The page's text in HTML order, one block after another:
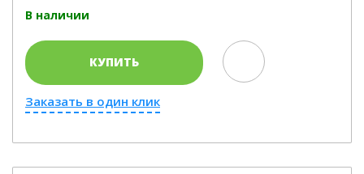
В наличии
КУПИТЬ
Заказать в один клик